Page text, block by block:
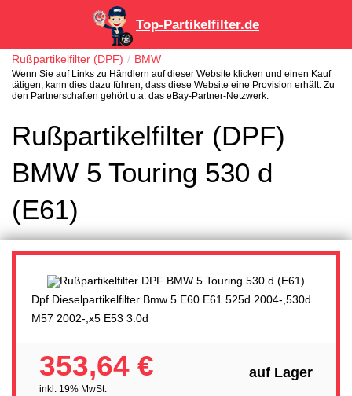
Top-Partikelfilter.de
Rußpartikelfilter (DPF) BMW
Wenn Sie auf Links zu Händlern auf dieser Website klicken und einen Kauf
tätigen, kann dies dazu führen, dass diese Website eine Provision erhält. Zu
den Partnerschaften gehört u.a. das eBay-Partner-Netzwerk.
Rußpartikelfilter (DPF)
BMW 5 Touring 530 d
(E61)
Dpf Dieselpartikelfilter Bmw 5 E60 E61 525d 2004-,530d
M57 2002-,x5 E53 3.0d
353,64 €
inkl. 19% MwSt.
auf Lager